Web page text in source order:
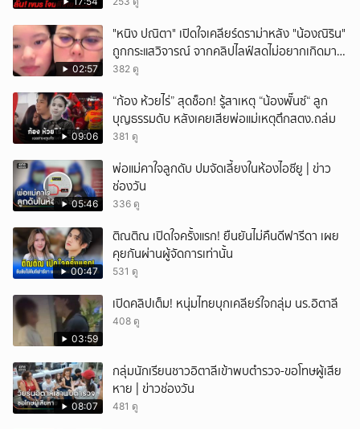
02:57
"หนิง ปณิตา" เปิดใจเคลียร์ดราม่าหลัง "น้องณิริน"
ถูกกระแสวิจารณ์ จากคลิปไลฟ์สดไม่อยากเกิดมา
หน้าเหมือนพ่อ
382 ดู
09:06
“ก้อง ห้วยไร่” สุดช็อก! รู้สาเหตุ “น้องพั๊นซ์“ ลูก
บุญธรรมดับ หลังเคยเสียพ่อแม่เหตุตึกสตง.ถล่ม
381 ดู
05:46
พ่อแม่คาใจลูกดับ ปมจัดเลี้ยงในห้องไอซียู | ข่าว
ช่องวัน
336 ดู
00:47
ติณติณ เปิดใจครั้งแรก! ยืนยันไม่คืนดีฟารีดา เผย
คุยกันผ่านผู้จัดการเท่านั้น
531 ดู
03:59
เปิดคลิปเต็ม! หนุ่มไทยบุกเคลียร์ใจกลุ่ม นร.อิตาลี
408 ดู
08:07
กลุ่มนักเรียนชาวอิตาลีเข้าพบตำรวจ-ขอโทษผู้เสีย
หาย | ข่าวช่องวัน
481 ดู